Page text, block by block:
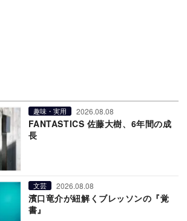
趣味・実用 2026.08.08
FANTASTICS 佐藤大樹、6年間の成
長
文芸 2026.08.08
濱口竜介が紐解くブレッソンの『覚
書』